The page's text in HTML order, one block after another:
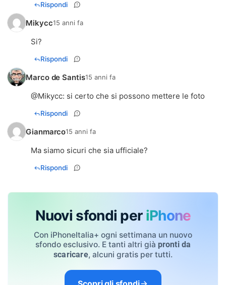
Rispondi
Mikycc15 anni fa
Si?
Rispondi
Marco de Santis15 anni fa
@Mikycc: si certo che si possono mettere le foto
Rispondi
Gianmarco15 anni fa
Ma siamo sicuri che sia ufficiale?
Rispondi
Nuovi sfondi per iPhone
Con iPhoneItalia+ ogni settimana un nuovo
sfondo esclusivo. E tanti altri già pronti da
scaricare, alcuni gratis per tutti.